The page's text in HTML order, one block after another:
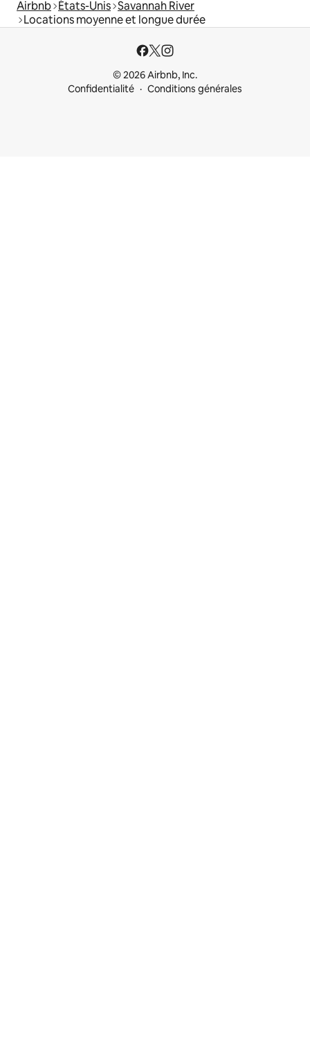
Airbnb États-Unis Savannah River
Locations moyenne et longue durée
© 2026 Airbnb, Inc.
Confidentialité
Conditions générales